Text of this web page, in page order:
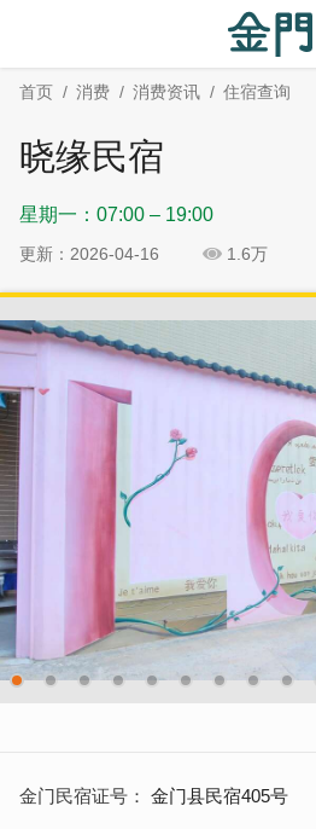
主
首页 消费 消费资讯 住宿查询
晓缘民宿
星期一：07:00 – 19:00
更新：2026-04-16 1.6万
社
金门民宿证号 金门县民宿405号